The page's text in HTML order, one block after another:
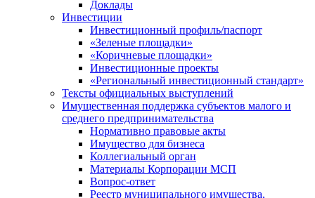
Доклады
Инвестиции
Инвестиционный профиль/паспорт
«Зеленые площадки»
«Коричневые площадки»
Инвестиционные проекты
«Региональный инвестиционный стандарт»
Тексты официальных выступлений
Имущественная поддержка субъектов малого и
среднего предпринимательства
Нормативно правовые акты
Имущество для бизнеса
Коллегиальный орган
Материалы Корпорации МСП
Вопрос-ответ
Реестр муниципального имущества,